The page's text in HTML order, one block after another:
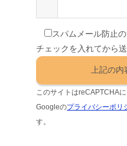
スパムメール防止
チェックを入れてから
このサイトはreCAPTCHA
Googleのプライバシーポリ
す。